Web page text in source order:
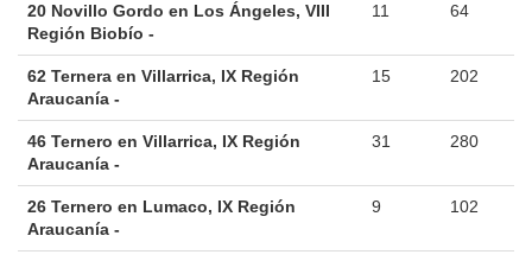
20 Novillo Gordo en Los Ángeles, VIII
Región Biobío -
11 64
62 Ternera en Villarrica, IX Región
Araucanía -
15 202
46 Ternero en Villarrica, IX Región
Araucanía -
31 280
26 Ternero en Lumaco, IX Región
Araucanía -
9 102